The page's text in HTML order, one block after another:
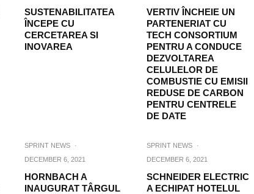
SUSTENABILITATEA
ÎNCEPE CU
CERCETAREA SI
INOVAREA
VERTIV ÎNCHEIE UN
PARTENERIAT CU
TECH CONSORTIUM
PENTRU A CONDUCE
DEZVOLTAREA
CELULELOR DE
COMBUSTIE CU EMISII
REDUSE DE CARBON
PENTRU CENTRELE
DE DATE
SPRINT NEWS
·
DECEMBER 6, 2021
HORNBACH A
INAUGURAT TÂRGUL
SPRINT NEWS
·
DECEMBER 6, 2021
SCHNEIDER ELECTRIC
A ECHIPAT HOTELUL